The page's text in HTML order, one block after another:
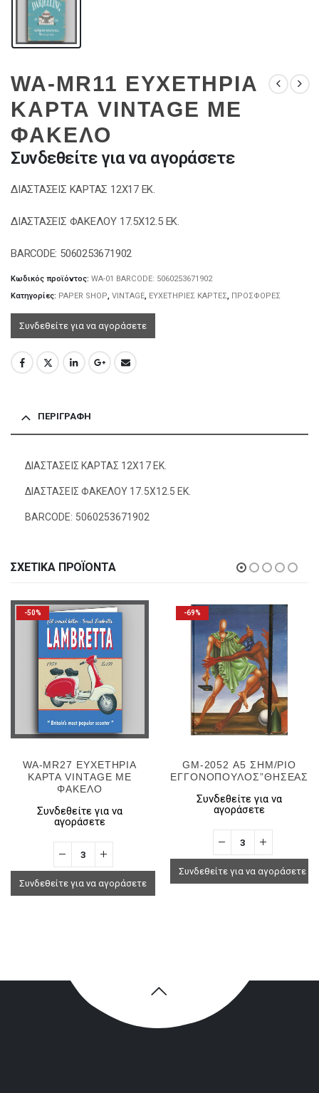
WA-MR11 ΕΥΧΕΤΗΡΙΑ
ΚΑΡΤΑ VINTAGE ΜΕ
ΦΑΚΕΛΟ
Συνδεθείτε για να αγοράσετε
ΔΙΑΣΤΑΣΕΙΣ ΚΑΡΤΑΣ 12Χ17 ΕΚ.
ΔΙΑΣΤΑΣΕΙΣ ΦΑΚΕΛΟΥ 17.5Χ12.5 ΕΚ.
BARCODE: 5060253671902
Κωδικός προϊόντος: WA-01 BARCODE: 5060253671902
Κατηγορίες: PAPER SHOP, VINTAGE, ΕΥΧΕΤΗΡΙΕΣ ΚΑΡΤΕΣ, ΠΡΟΣΦΟΡΕΣ
Συνδεθείτε για να αγοράσετε
ΠΕΡΙΓΡΑΦΉ
ΔΙΑΣΤΑΣΕΙΣ ΚΑΡΤΑΣ 12Χ17 ΕΚ.
ΔΙΑΣΤΑΣΕΙΣ ΦΑΚΕΛΟΥ 17.5Χ12.5 ΕΚ.
BARCODE: 5060253671902
ΣΧΕΤΙΚΆ ΠΡΟΪΌΝΤΑ
-50%
WA-MR27 ΕΥΧΕΤΗΡΙΑ
ΚΑΡΤΑ VINTAGE ΜΕ
ΦΑΚΕΛΟ
Συνδεθείτε για να
αγοράσετε
Συνδεθείτε για να αγοράσετε
-69%
GM-2052 Α5 ΣΗΜ/ΡΙΟ
ΕΓΓΟΝΟΠΟΥΛΟΣ”ΘΗΣΕΑΣ”
Συνδεθείτε για να
αγοράσετε
Συνδεθείτε για να αγοράσετε